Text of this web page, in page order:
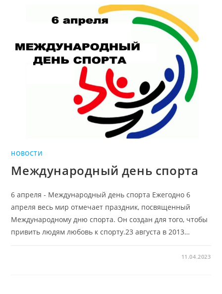
НОВОСТИ
Международный день спорта
6 апреля - Международный день спорта Ежегодно 6
апреля весь мир отмечает праздник, посвященный
Международному дню спорта. Он создан для того, чтобы
привить людям любовь к спорту.23 августа в 2013…
11.04.2023